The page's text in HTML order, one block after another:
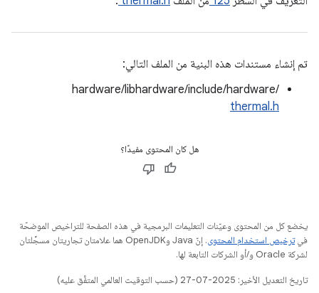
تم إنشاء مستندات هذه البنية من الملف التالي:
hardware/libhardware/include/hardware/
thermal.h
هل كان المحتوى مفيدًا؟
يخضع كل من المحتوى وعيّنات التعليمات البرمجية في هذه الصفحة للتراخيص الموضحّة
فيترخيص استخدام المحتوى
. إنّ Java وOpenJDK هما علامتان تجاريتان مسجَّلتان
لشركة Oracle و/أو الشركات التابعة لها.
تاريخ التعديل الأخير: 2025-07-27 (حسب التوقيت العالمي المتفَّق عليه)